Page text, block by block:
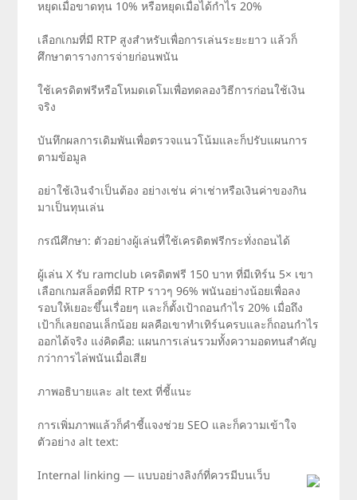
หยุดเมื่อขาดทุน 10% หรือหยุดเมื่อได้กำไร 20%
เลือกเกมที่มี RTP สูงสำหรับเพื่อการเล่นระยะยาว แล้วก็
ศึกษาตารางการจ่ายก่อนพนัน
ใช้เครดิตฟรีหรือโหมดเดโมเพื่อทดลองวิธีการก่อนใช้เงิน
จริง
บันทึกผลการเดิมพันเพื่อตรวจแนวโน้มและก็ปรับแผนการ
ตามข้อมูล
อย่าใช้เงินจำเป็นต้อง อย่างเช่น ค่าเช่าหรือเงินค่าของกิน
มาเป็นทุนเล่น
กรณีศึกษา: ตัวอย่างผู้เล่นที่ใช้เครดิตฟรีกระทั่งถอนได้
ผู้เล่น X รับ ramclub เครดิตฟรี 150 บาท ที่มีเทิร์น 5× เขา
เลือกเกมสล็อตที่มี RTP ราวๆ 96% พนันอย่างน้อยเพื่อลง
รอบให้เยอะขึ้นเรื่อยๆ และก็ตั้งเป้าถอนกำไร 20% เมื่อถึง
เป้าก็เลยถอนเล็กน้อย ผลคือเขาทำเทิร์นครบและก็ถอนกำไร
ออกได้จริง แง่คิดคือ: แผนการเล่นรวมทั้งความอดทนสำคัญ
กว่าการไล่พนันเมื่อเสีย
ภาพอธิบายและ alt text ที่ชี้แนะ
การเพิ่มภาพแล้วก็คำชี้แจงช่วย SEO และก็ความเข้าใจ
ตัวอย่าง alt text:
Internal linking — แบบอย่างลิงก์ที่ควรมีบนเว็บ